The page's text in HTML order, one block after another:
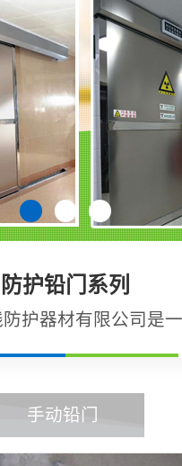
防护铅门系列
护器材有限公司是
手动铅门